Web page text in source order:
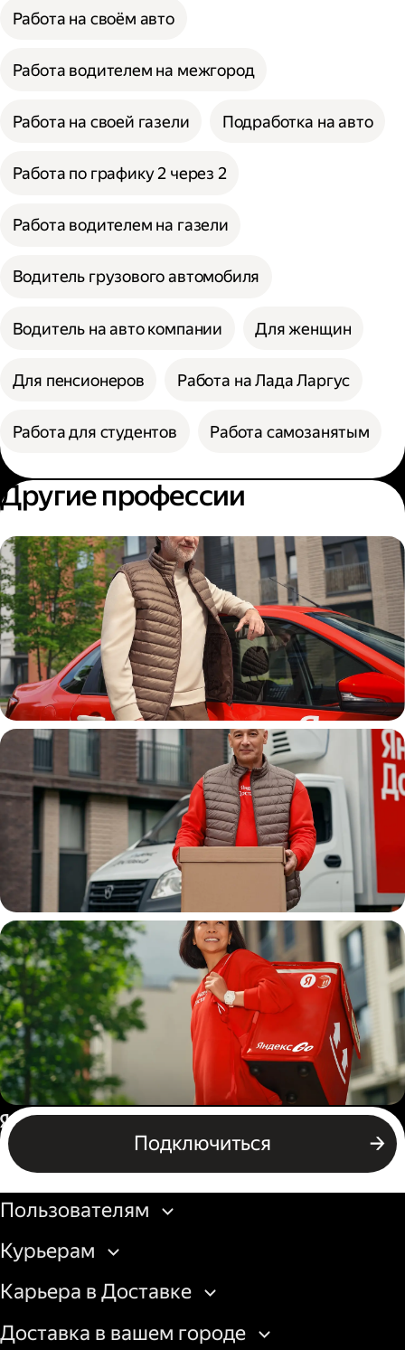
Работа на своём авто
Работа водителем на межгород
Работа на своей газели Подработка на авто
Работа по графику 2 через 2
Работа водителем на газели
Водитель грузового автомобиля
Водитель на авто компании Для женщин
Для пенсионеров Работа на Лада Ларгус
Работа для студентов Работа самозанятым
Другие профессии
Автокурьер
Водитель
грузовой машины
Пеший курьер
Подключиться
Россия
Бизнесу
Пользователям
Курьерам
Карьера в Доставке
Доставка в вашем городе